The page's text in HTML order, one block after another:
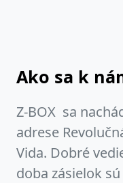
Ako sa k
Z-BOX sa
adrese
Vida. Dobré
doba zásielok